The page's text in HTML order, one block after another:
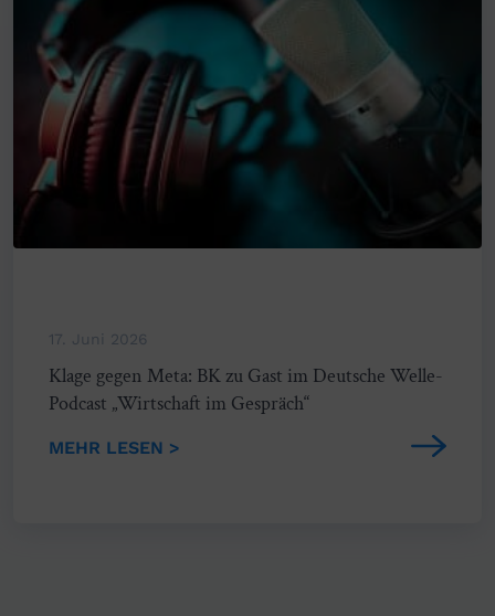
17. Juni 2026
Klage gegen Meta: BK zu Gast im Deutsche Welle-
Podcast „Wirtschaft im Gespräch“
MEHR LESEN >